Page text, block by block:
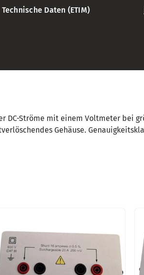
Technische Daten (ETIM)
DC-Ströme mit einem Voltmeter bei
Gehäuse.